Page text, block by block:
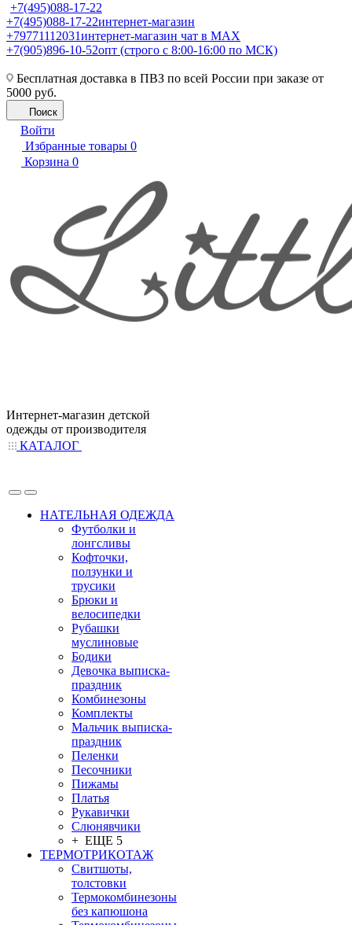
+7(495)088-17-22
+7(495)088-17-22интернет-магазин
+79771112031интернет-магазин чат в MAX
+7(905)896-10-52опт (строго с 8:00-16:00 по МСК)
Бесплатная доставка в ПВЗ по всей России при заказе от
5000 руб.
Поиск
Войти
Избранные товары 0
Корзина 0
Интернет-магазин детской
одежды от производителя
КАТАЛОГ
НАТЕЛЬНАЯ ОДЕЖДА
Футболки и
лонгсливы
Кофточки,
ползунки и
трусики
Брюки и
велосипедки
Рубашки
муслиновые
Бодики
Девочка выписка-
праздник
Комбинезоны
Комплекты
Мальчик выписка-
праздник
Пеленки
Песочники
Пижамы
Платья
Рукавички
Слюнявчики
+ ЕЩЕ 5
ТЕРМОТРИКОТАЖ
Свитшоты,
толстовки
Термокомбинезоны
без капюшона